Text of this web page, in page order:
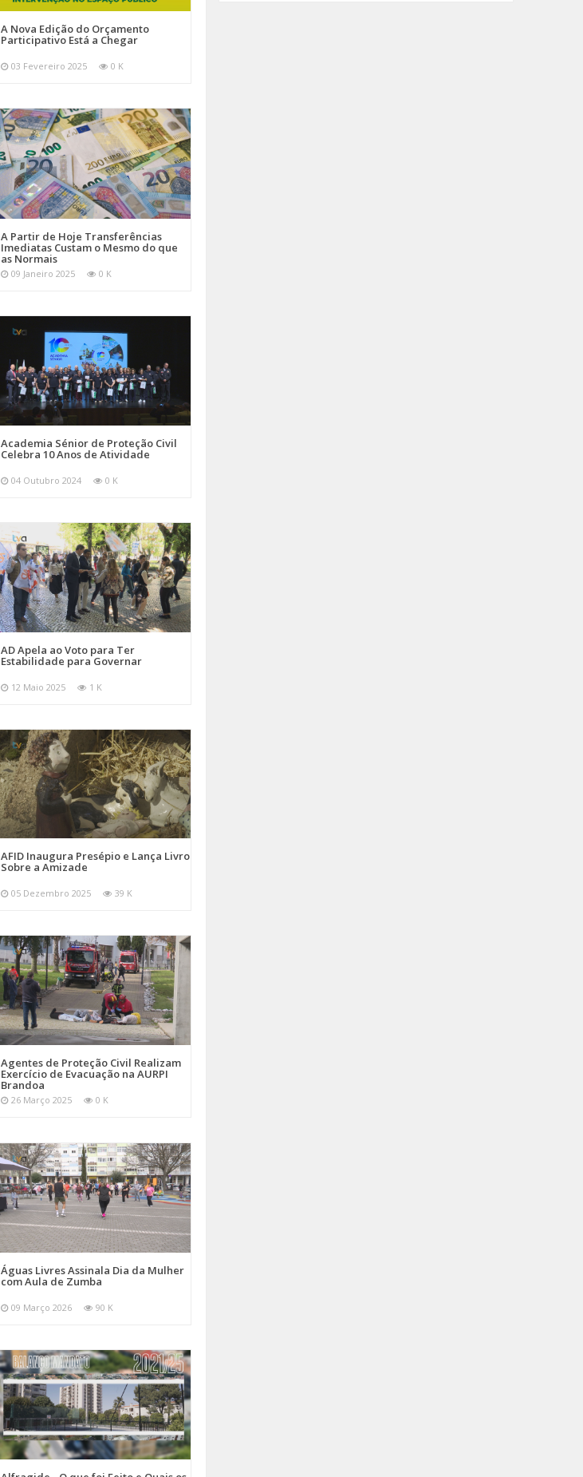
A Nova Edição do Orçamento
Participativo Está a Chegar
03 Fevereiro 2025 0 K
A Partir de Hoje Transferências
Imediatas Custam o Mesmo do que
as Normais
09 Janeiro 2025 0 K
Academia Sénior de Proteção Civil
Celebra 10 Anos de Atividade
04 Outubro 2024 0 K
AD Apela ao Voto para Ter
Estabilidade para Governar
12 Maio 2025 1 K
AFID Inaugura Presépio e Lança Livro
Sobre a Amizade
05 Dezembro 2025 39 K
Agentes de Proteção Civil Realizam
Exercício de Evacuação na AURPI
Brandoa
26 Março 2025 0 K
Águas Livres Assinala Dia da Mulher
com Aula de Zumba
09 Março 2026 90 K